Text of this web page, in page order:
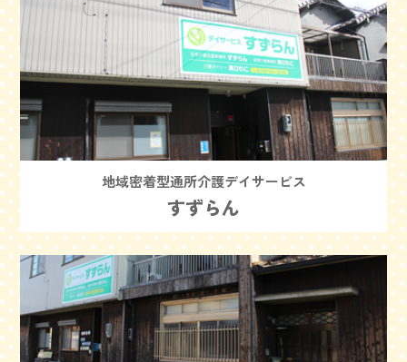
地域密着型通所介護デイサービス
すずらん